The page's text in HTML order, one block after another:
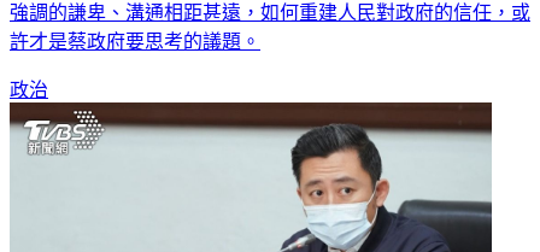
福食是執政黨不得不做的政策，但是突襲式的宣布，與蔡總統
強調的謙卑、溝通相距甚遠，如何重建人民對政府的信任，或
政治